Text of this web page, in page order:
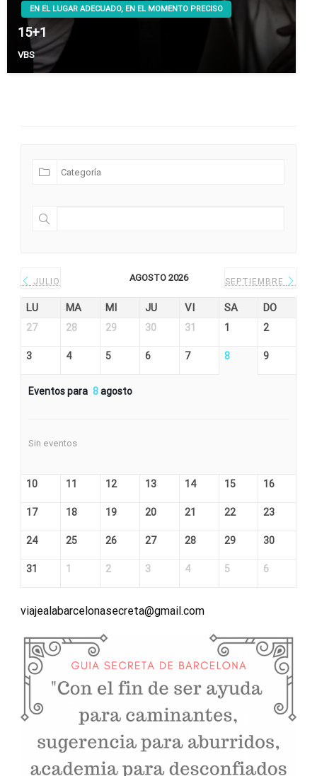
EN EL LUGAR ADECUADO, EN EL MOMENTO PRECISO
15+1
VBS
JULIO AGOSTO 2026 SEPTIEMBRE
LU MA MI JU VI SA DO
27 28 29 30 31 1 2
3 4 5 6 7 8 9
Eventos para 8agosto
Sin eventos
10 11 12 13 14 15 16
17 18 19 20 21 22 23
24 25 26 27 28 29 30
31 1 2 3 4 5 6
viajealabarcelonasecreta@gmail.com